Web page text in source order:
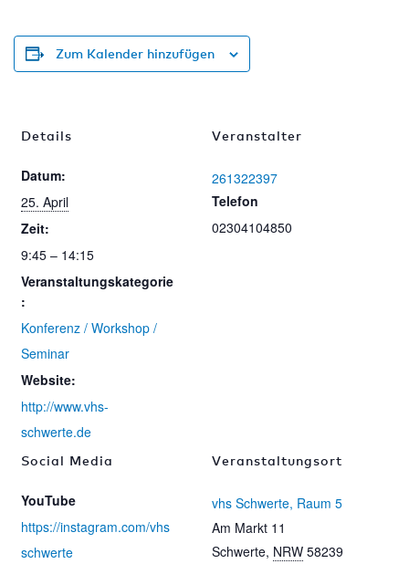
Zum Kalender hinzufügen
Details
Datum:
25. April
Zeit:
9:45 – 14:15
Veranstaltungskategorie
:
Konferenz / Workshop /
Seminar
Website:
http://www.vhs-
schwerte.de
Veranstaltungsort
vhs Schwerte, Raum 5
Am Markt 11
Schwerte, NRW 58239
Veranstalter
261322397
Telefon
02304104850
Social Media
YouTube
https://instagram.com/vhs
schwerte